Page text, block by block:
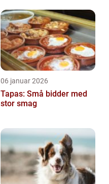
06 januar 2026
Tapas: Små bidder med
stor smag